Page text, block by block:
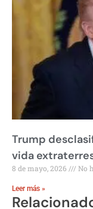
Trump
vida
8 de mayo, 2026 No
Leer más »